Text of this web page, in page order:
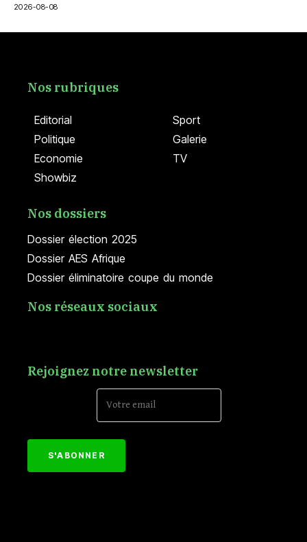
2026-08-08
Editorial
Politique
Economie
Showbiz
Sport
Galerie
TV
Nos rubriques
Dossier élection 2025
Dossier AES Afrique
Dossier éliminatoire coupe du monde
Nos dossiers
Nos réseaux sociaux
Rejoignez notre newsletter